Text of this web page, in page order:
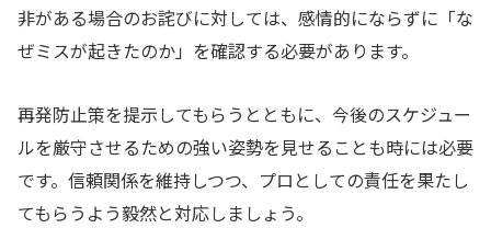
非がある場合のお詫びに対しては、感情的にならずに「な
ぜミスが起きたのか」を確認する必要があります。
再発防止策を提示してもらうとともに、今後のスケジュー
ルを厳守させるための強い姿勢を見せることも時には必要
です。信頼関係を維持しつつ、プロとしての責任を果たし
てもらうよう毅然と対応しましょう。